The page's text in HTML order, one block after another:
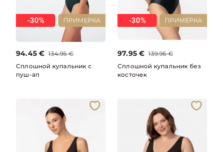
ПРИМЕРКА
-30%
94.45 € 134.95 €
Сплошной купальник с
пуш-ап
ПРИМЕРКА
-30%
97.95 € 139.95 €
Сплошной купальник без
косточек